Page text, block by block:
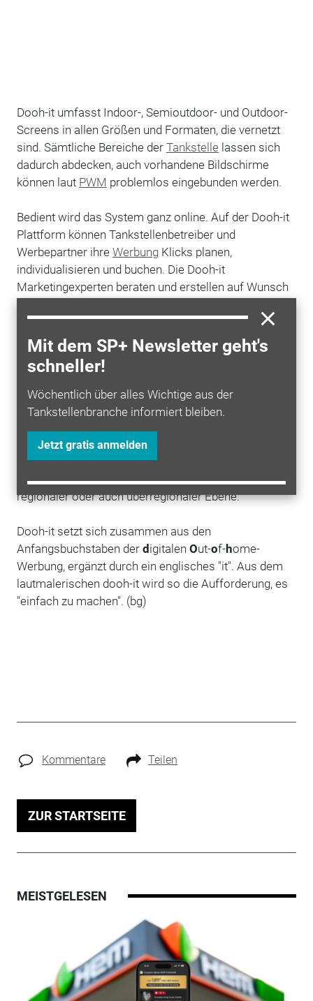
Mit dem SP+ Newsletter geht's
schneller!
Wöchentlich über alles Wichtige aus der
Tankstellenbranche informiert bleiben.
Jetzt gratis anmelden
Dooh-it umfasst Indoor-, Semioutdoor- und Outdoor-
Screens in allen Größen und Formaten, die vernetzt
sind. Sämtliche Bereiche der Tankstelle lassen sich
dadurch abdecken, auch vorhandene Bildschirme
können laut PWM problemlos eingebunden werden.
Bedient wird das System ganz online. Auf der Dooh-it
Plattform können Tankstellenbetreiber und
Werbepartner ihre WerbungKlicks planen,
individualisieren und buchen. Die Dooh-it
Marketingexperten beraten und erstellen auf Wunsch
transparent: Nutzer sehen sofort, was welche
Werbung auf den gewünschten Flächen in welchem
Zeitraum kostet.
Bei Dooh-it sollen Tankstellenbetreiber davon
profitieren, dass freie Werbeflächen und -zeiten
gezielt kleinen und mittelständischen Unternehmen
und Dienstleistern die Möglichkeit geboten werden, an
der Tankstelle für sich zu werben – auf lokaler,
regionaler oder auch überregionaler Ebene.
Dooh-it setzt sich zusammen aus den
Anfangsbuchstaben der digitalen Out-of-home-
Werbung, ergänzt durch ein englisches "it". Aus dem
lautmalerischen dooh-it wird so die Aufforderung, es
"einfach zu machen". (bg)
Kommentare Teilen
ZUR STARTSEITE
MEISTGELESEN